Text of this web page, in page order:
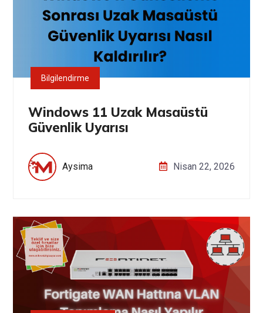
Bilgilendirme
Windows 11 Uzak Masaüstü
Güvenlik Uyarısı
Aysima Nisan 22, 2026